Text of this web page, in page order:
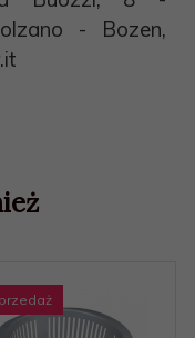
- Bozen,